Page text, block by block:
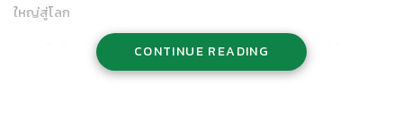
ใหญ่สู่โลก
ขยล ตันติชาติวัฒน์ ประธานเจ้าหน้าที่สายงานการตลาด บริษัท สกาย
ไอซีที จำกัด (มหาชน)หรือSKYผู้นำการพัฒนาโครงสร้างพื้นฐาน
CONTINUE READING